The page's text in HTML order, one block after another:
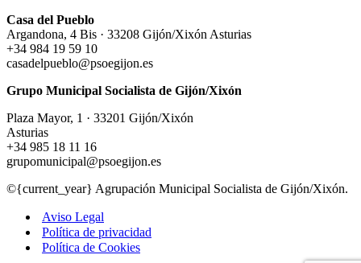
Casa del Pueblo
Argandona, 4 Bis · 33208 Gijón/Xixón Asturias
+34 984 19 59 10
casadelpueblo@psoegijon.es
Grupo Municipal Socialista de Gijón/Xixón
Plaza Mayor, 1 · 33201 Gijón/Xixón
Asturias
+34 985 18 11 16
grupomunicipal@psoegijon.es
©{current_year} Agrupación Municipal Socialista de Gijón/Xixón.
Aviso Legal
Política de privacidad
Política de Cookies